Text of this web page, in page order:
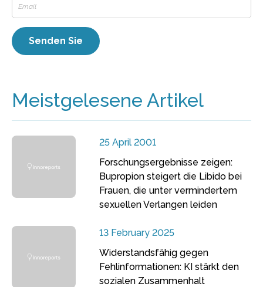
Meistgelesene Artikel
25 April 2001
Forschungsergebnisse zeigen:
Bupropion steigert die Libido bei
Frauen, die unter vermindertem
sexuellen Verlangen leiden
13 February 2025
Widerstandsfähig gegen
Fehlinformationen: KI stärkt den
sozialen Zusammenhalt